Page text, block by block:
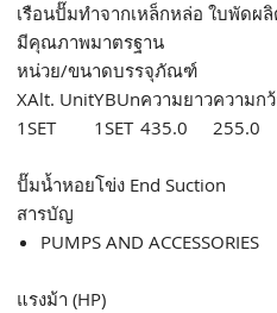
เรือนปั๊มทำจากเหล็กหล่อ ใบพัดผ
มีคุณภาพมาตรฐาน
หน่วย/ขนาดบรรจุภัณฑ์
XAlt. UnitYBUnความยาวความก
1SET 1SET 435.0 255.0
ปั๊มน้ำหอยโข่ง End Suction
สารบัญ
PUMPS AND ACCESSORIES
แรงม้า (HP)